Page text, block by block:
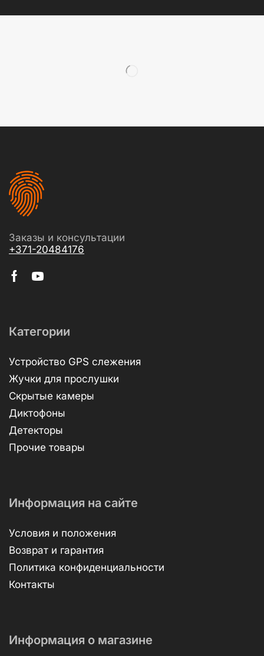
Заказы и консультации
+371-20484176
Категории
Устройство GPS слежения
Жучки для прослушки
Скрытые камеры
Диктофоны
Детекторы
Прочие товары
Информация на сайте
Условия и положения
Возврат и гарантия
Политика конфиденциальности
Контакты
Информация о магазине